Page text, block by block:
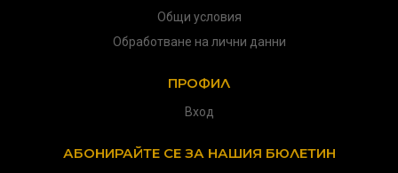
Общи условия
Обработване на лични данни
ПРОФИЛ
Вход
АБОНИРАЙТЕ СЕ ЗА НАШИЯ БЮЛЕТИН